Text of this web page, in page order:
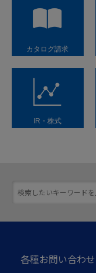
カタログ請求
IR・株式
各種お問い合わせ